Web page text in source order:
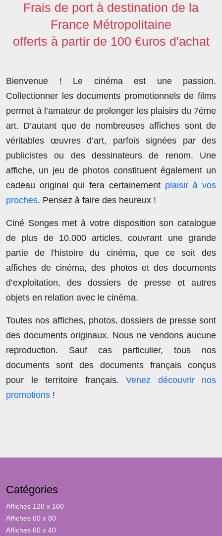
Frais de port à destination de la
France Métropolitaine
offerts à partir de 100 €uros d'achat
Bienvenue ! Le cinéma est une passion.
Collectionner les documents promotionnels de films
permet à l’amateur de prolonger les plaisirs du 7ème
art. D’autant que de nombreuses affiches sont de
véritables œuvres d’art, parfois signées par des
publicistes ou des dessinateurs de renom. Une
affiche, un jeu de photos constituent également un
cadeau original qui fera certainement plaisir à vos
proches. Pensez à faire des heureux !
Ciné Songes met à votre disposition son catalogue
de plus de 10.000 articles, couvrant une grande
partie de l'histoire du cinéma, que ce soit des
affiches de cinéma, des photos et des documents
d’exploitation, des dossiers de presse et autres
objets en relation avec le cinéma.
Toutes nos affiches, photos, dossiers de presse sont
des documents originaux. Nous ne vendons aucune
reproduction. Sauf cas particulier, tous nos
documents sont des documents français conçus
pour le territoire français. Venez découvrir nos
promotions !
Catégories
Affiches 120 x 160
Affiches 60 x 80
Affiches 60 x 40